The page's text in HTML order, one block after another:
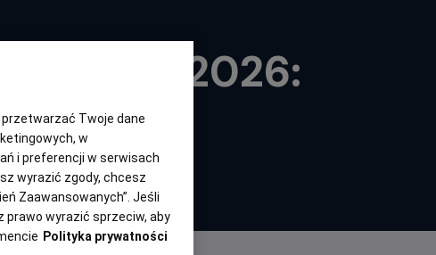
FIFA 2026:
trwania
min
Twoje dane
w
i preferencji w serwisach
wyrazić zgody, chcesz
Zaawansowanych”. Jeśli
wyrazić sprzeciw, aby
Polityka prywatności